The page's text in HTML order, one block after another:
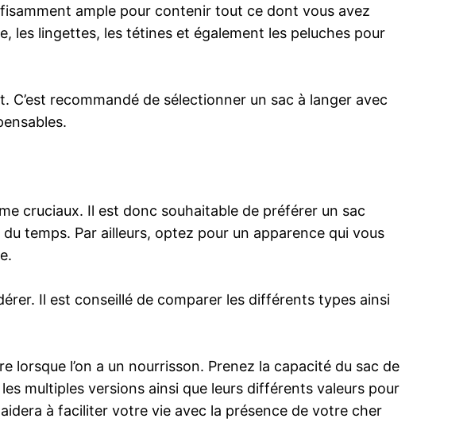
ample pour contenir tout ce dont vous avez
les lingettes, les tétines et également les peluches pour
recommandé de sélectionner un sac à langer avec
cruciaux. Il est donc souhaitable de préférer un sac
temps. Par ailleurs, optez pour un apparence qui vous
Il est conseillé de comparer les différents types ainsi
lorsque l’on a un nourrisson. Prenez la capacité du sac de
multiples versions ainsi que leurs différents valeurs pour
à faciliter votre vie avec la présence de votre cher